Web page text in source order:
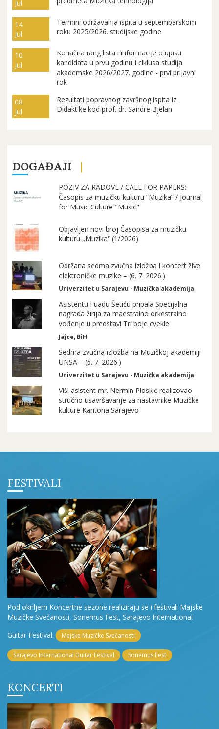
Jul
14.
Jul
Termini održavanja ispita u septembarskom
roku 2025/2026. studijske godine
10.
Jul
Konačna rang lista i informacije o upisu
kandidata u prvu godinu I ciklusa studija
akademske 2026/2027. godine - prvi prijavni
rok
08.
Jul
Rezultati popravnog završnog ispita iz
Didaktike kod prof. dr. Sandre Bjelan
DOGAĐAJI
POZIV ZA RADOVE / CALL FOR PAPERS:
Časopis za muzičku kulturu “Muzika” / Journal
for Music Culture "Music"
Objavljen novi broj Časopisa za muzičku
kulturu „Muzika“ (1/2026)
Održana sedma zvučna izložba i koncert žive
elektroničke muzike – (6. 7. 2026.)
Univerzitet u Sarajevu - Muzička akademija
Asistentu Fuadu Šetiću pripala Specijalna
nagrada žirija za maestralno orkestralno
vođenje u predstavi Tri boje cvekle
Jajce, BiH
Sedma zvučna izložba na Muzičkoj akademiji
UNSA – (6. 7. 2026.)
Univerzitet u Sarajevu - Muzička akademija
Viši asistent mr. Nermin Ploskić realizovao
stručno usavršavanje za nastavnike Muzičke
kulture Kantona Sarajevo
FESTIVALI
Pod okriljem Koncertne sezone realiziraju se i festivali Majske
Muzičke Svečanosti, Sonemus Fest, Sarajevo International
Guitar Festival.
Majske Muzičke Svečanosti
Sarajevo International Guitar Festival Sonemus Fest
KONCERTI